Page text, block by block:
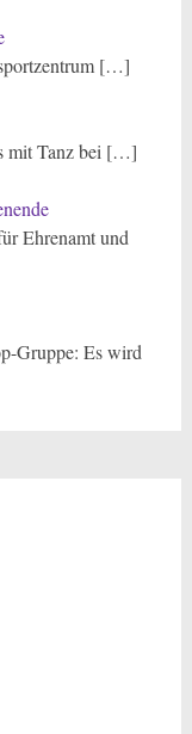
[…]
mit Tanz bei […]
Ehrenamt und
Gruppe: Es wird